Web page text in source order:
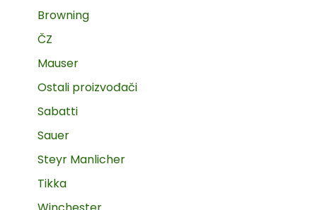
Browning
ČZ
Mauser
Ostali proizvođači
Sabatti
Sauer
Steyr Manlicher
Tikka